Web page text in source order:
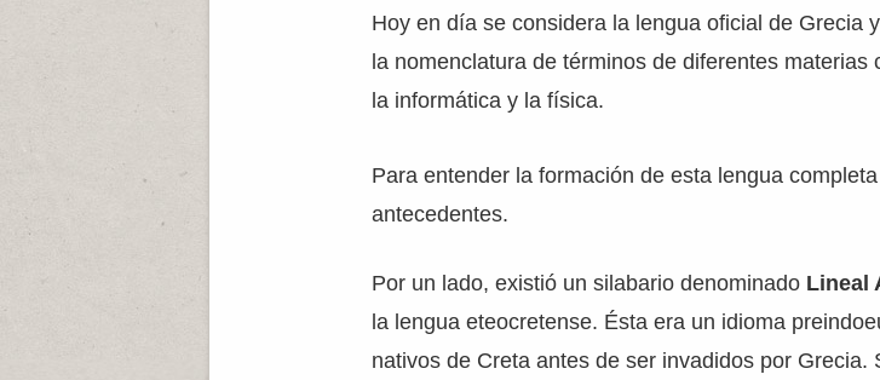
Hoy en día se considera la lengua oficial de Grecia
la nomenclatura de términos de diferentes
la informática y la física.
Para entender la formación de esta lengua
antecedentes.
Por un lado, existió un silabario denominado Lineal
la lengua eteocretense. Ésta era un idioma
nativos de Creta antes de ser invadidos por